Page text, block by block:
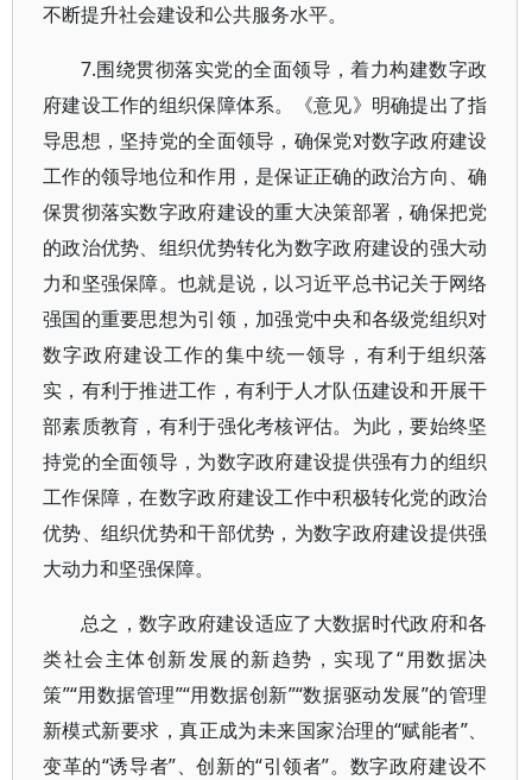
不断提升社会建设和公共服务水平。
7.围绕贯彻落实党的全面领导，着力构建数字政
府建设工作的组织保障体系。《意见》明确提出了指
导思想，坚持党的全面领导，确保党对数字政府建设
工作的领导地位和作用，是保证正确的政治方向、确
保贯彻落实数字政府建设的重大决策部署，确保把党
的政治优势、组织优势转化为数字政府建设的强大动
力和坚强保障。也就是说，以习近平总书记关于网络
强国的重要思想为引领，加强党中央和各级党组织对
数字政府建设工作的集中统一领导，有利于组织落
实，有利于推进工作，有利于人才队伍建设和开展干
部素质教育，有利于强化考核评估。为此，要始终坚
持党的全面领导，为数字政府建设提供强有力的组织
工作保障，在数字政府建设工作中积极转化党的政治
优势、组织优势和干部优势，为数字政府建设提供强
大动力和坚强保障。
总之，数字政府建设适应了大数据时代政府和各
类社会主体创新发展的新趋势，实现了“用数据决
策”“用数据管理”“用数据创新”“数据驱动发展”的管理
新模式新要求，真正成为未来国家治理的“赋能者”、
变革的“诱导者”、创新的“引领者”。数字政府建设不